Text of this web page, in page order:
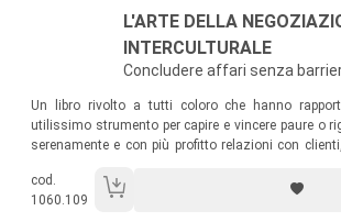
Titolo:
L'ARTE DELLA
INTERCULTURALE
Concludere affari senza
Un libro rivolto a tutti coloro che hanno
utilissimo strumento per capire e vincere paure o
serenamente e con più profitto relazioni con
cod.
1060.109